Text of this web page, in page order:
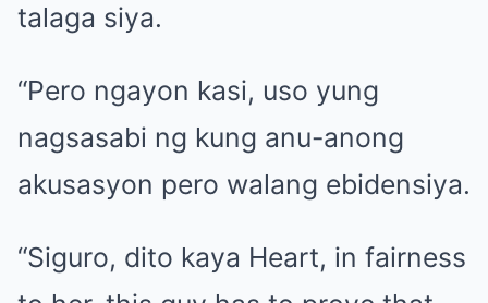
talaga siya.
“Pero ngayon kasi, uso yung
nagsasabi ng kung anu-anong
akusasyon pero walang ebidensiya.
“Siguro, dito kaya Heart, in fairness